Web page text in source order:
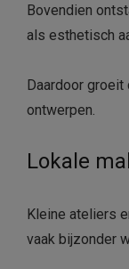
Bovendien
als esthetisch
Daardoor
ontwerpen.
Lokale
Kleine ateliers
vaak bijzonder